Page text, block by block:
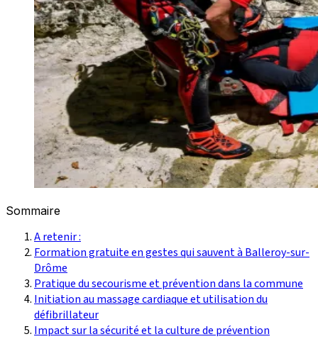
Sommaire
A retenir :
Formation gratuite en gestes qui sauvent à Balleroy-sur-
Drôme
Pratique du secourisme et prévention dans la commune
Initiation au massage cardiaque et utilisation du
défibrillateur
Impact sur la sécurité et la culture de prévention